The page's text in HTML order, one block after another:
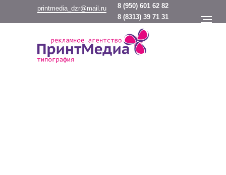
8 (950) 601 62 82
printmedia_dzr@mail.ru
8 (8313) 39 71 31